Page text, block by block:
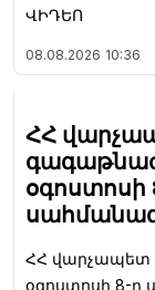
ՎԻԴԵՈ
08.08.2026 10:36
ՀՀ
օգոստոսի
ՀՀ վարչապետ
օգոստոսի 8-ը